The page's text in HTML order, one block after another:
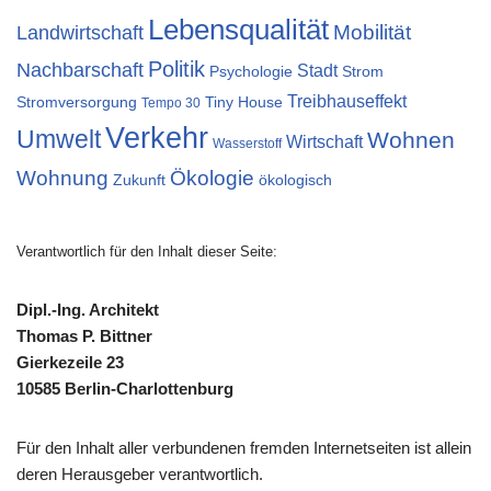
Landwirtschaft Lebensqualität Mobilität
Nachbarschaft Politik Psychologie Stadt Strom
Stromversorgung Tempo 30 Tiny House Treibhauseffekt
UmweltVerkehr Wasserstoff Wirtschaft Wohnen
Wohnung Zukunft Ökologie ökologisch
Verantwortlich für den Inhalt dieser Seite:
Dipl.-Ing. Architekt
Thomas P. Bittner
Gierkezeile 23
10585 Berlin-Charlottenburg
Für den Inhalt aller verbundenen fremden Internetseiten ist allein
deren Herausgeber verantwortlich.